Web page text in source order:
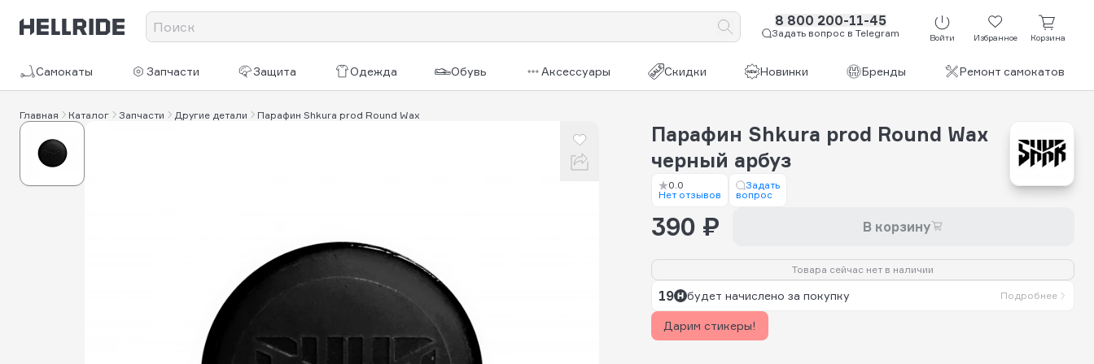
8 800 200-11-45
Задать вопрос в Telegram Войти Избранное Корзина
Самокаты Запчасти Защита Одежда Обувь Аксессуары Скидки Новинки Бренды Ремонт самокатов
Главная Каталог Запчасти Другие детали Парафин Shkura prod Round Wax
Парафин Shkura prod Round Wax
черный арбуз
0.0
Нет отзывов
Задать
вопрос
390 ₽ В корзину
Товара сейчас нет в наличии
19 будет начислено за покупку Подробнее
Дарим стикеры!